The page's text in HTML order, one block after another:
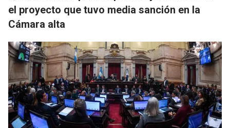
el proyecto que tuvo media sanción en la
Cámara alta